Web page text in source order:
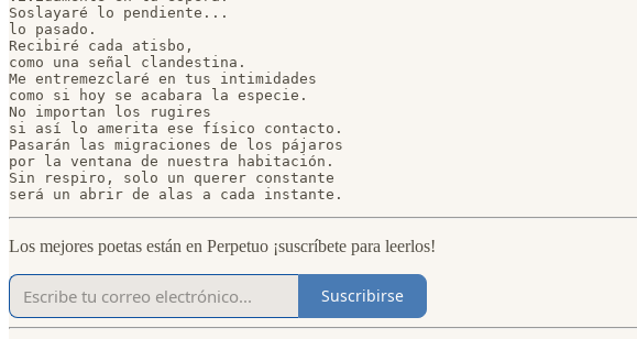
Soslayaré lo pendiente...
lo pasado.
Recibiré cada atisbo,
como una señal clandestina.
Me entremezclaré en tus intimidades
como si hoy se acabara la especie.
No importan los rugires
si así lo amerita ese físico contacto.
Pasarán las migraciones de los pájaros
por la ventana de nuestra habitación.
Sin respiro, solo un querer constante
será un abrir de alas a cada instante.
Los mejores poetas están en Perpetuo ¡suscríbete para leerlos!
Suscribirse